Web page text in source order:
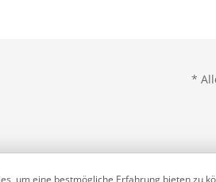
*
um eine bestmögliche Erfahrung bieten zu